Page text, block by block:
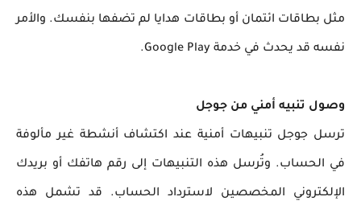
مثل بطاقات ائتمان أو بطاقات هدايا لم تضفها بنفسك. والأمر
نفسه قد يحدث في خدمة Google Play.
وصول تنبيه أمني من جوجل
ترسل جوجل تنبيهات أمنية عند اكتشاف أنشطة غير مألوفة
في الحساب. وتُرسل هذه التنبيهات إلى رقم هاتفك أو بريدك
الإلكتروني المخصصين لاسترداد الحساب. قد تشمل هذه